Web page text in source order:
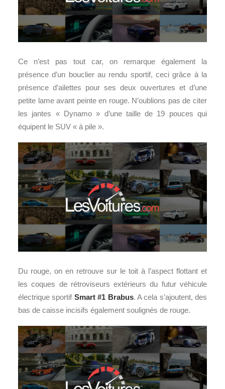
Ce n’est pas tout car, on remarque également la
présence d’un bouclier au rendu sportif, ceci grâce à la
présence d’ailettes pour ses deux ouvertures et d’une
petite lame avant peinte en rouge. N’oublions pas de citer
les jantes « Dynamo » d’une taille de 19 pouces qui
équipent le SUV « à pile ».
Du rouge, on en retrouve sur le toit à l’aspect flottant et
les coques de rétroviseurs extérieurs du futur véhicule
électrique sportif Smart #1 Brabus. A cela s’ajoutent, des
bas de caisse incisifs également soulignés de rouge.